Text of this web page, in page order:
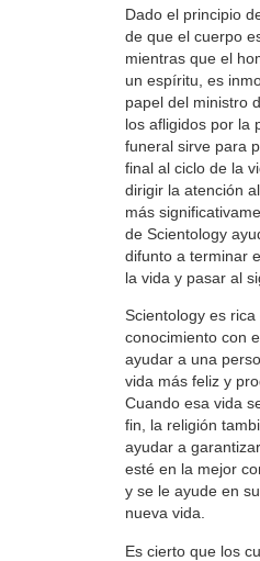
Dado el principio
de que el cuerpo
mientras que el
un espíritu, es
papel del ministro
los afligidos por la
funeral sirve para
final al ciclo de la
dirigir la atención
más
de Scientology
difunto a terminar
la vida y pasar al
Scientology es rica
conocimiento con
ayudar a una
vida más feliz y
Cuando esa vida
fin, la religión
ayudar a
esté en la mejor
y se le ayude en
nueva vida.
Es cierto que los